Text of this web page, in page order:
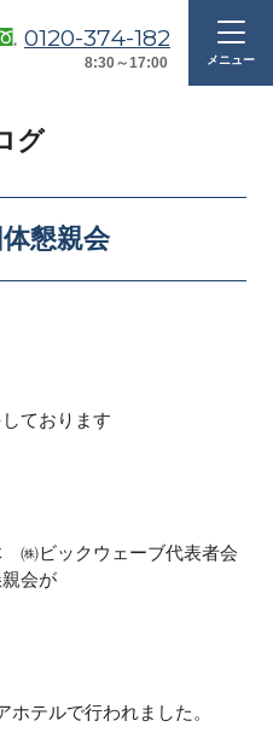
0120-374-182
8:30～17:00
グ
懇親会
ております
㈱ビックウェーブ代表者会
会が
テルで行われました。